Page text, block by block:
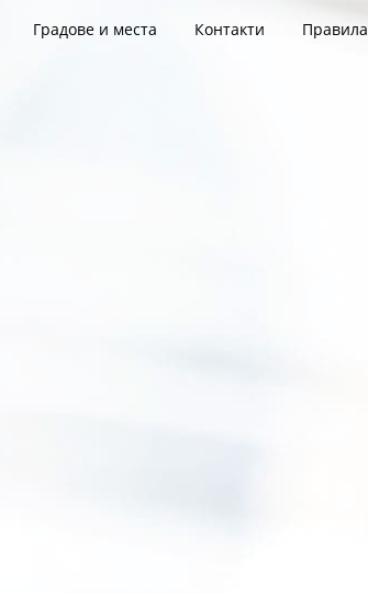
Градове и места Контакти Правила